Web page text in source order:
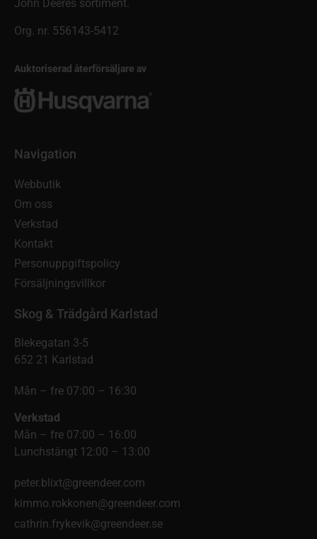
John Deeres sortiment.
Org. nr. 556143-5412
Auktoriserad återförsäljare av
Navigation
Webbutik
Om oss
Verkstad
Kontakt
Personuppgiftspolicy
Försäljningsvillkor
Skog & Trädgård Karlstad
Blekegatan 3-5
652 21 Karlstad
Mån – fre 07:00 – 16:30
Verkstad
Mån – fre 07:00 – 16:00
Lunchstängt 12:00 – 13:00
peter.blixt@greendeer.com
kimmo.rokkonen@greendeer.com
cathrin.frykevik@greendeer.se